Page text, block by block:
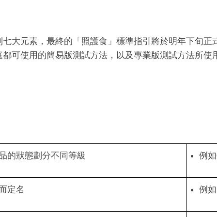
大元素，最終的「照護食」標準指引將於明年下旬
可使用的簡易版測試方法，以及專業版測試方法所使
的狀態劃分不同等級 例
定名 例